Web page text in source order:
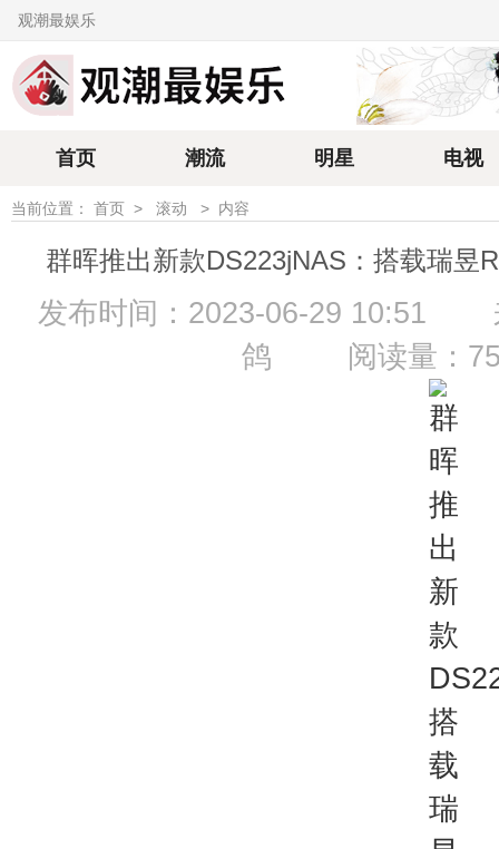
观潮最娱乐
首页 潮流 明星 电视
当前位置： 首页 > 滚动 > 内容
群晖推出新款DS223jNAS：搭载瑞昱
发布时间：2023-06-29 10:51
鸽
阅读量：